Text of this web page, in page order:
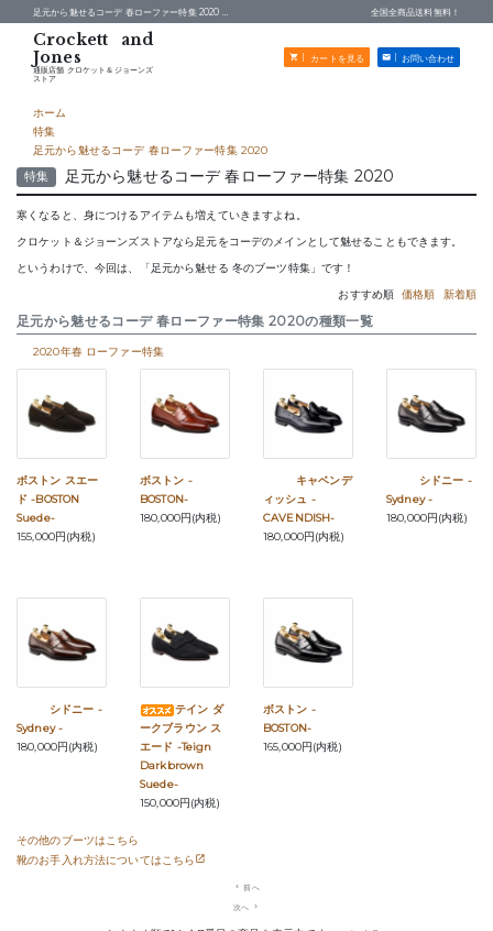
通販店舗 クロケット＆ジョーンズ
ストア
カートを見る お問い合わせ
通販店舗 クロケット＆ジョーンズストア全国全商品送料無料！
ホーム
特集
足元から魅せるコーデ 春ローファー特集 2020
特集 足元から魅せるコーデ 春ローファー特集 2020
寒くなると、身につけるアイテムも増えていきますよね。
クロケット＆ジョーンズストアなら足元をコーデのメインとして魅せることもできます。
というわけで、今回は、「足元から魅せる 冬のブーツ特集」です！
おすすめ順 価格順 新着順
足元から魅せるコーデ 春ローファー特集 2020の種類一覧
2020年春 ローファー特集
ボストン スエー
ド -BOSTON
Suede-
155,000円(内税)
ボストン -
BOSTON-
180,000円(内税)
キャベンデ
ィッシュ -
CAVENDISH-
180,000円(内税)
シドニー -
Sydney -
180,000円(内税)
シドニー -
Sydney -
180,000円(内税)
テイン ダ
ークブラウン ス
エード -Teign
Darkbrown
Suede-
150,000円(内税)
ボストン -
BOSTON-
165,000円(内税)
その他のブーツはこちら
靴のお手入れ方法についてはこちら
navigate_before 前へ
次へ navigate_next